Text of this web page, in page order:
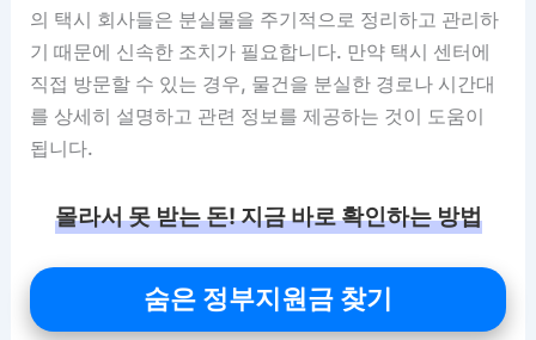
의 택시 회사들은 분실물을 주기적으로 정리하고 관리하
기 때문에 신속한 조치가 필요합니다. 만약 택시 센터에
직접 방문할 수 있는 경우, 물건을 분실한 경로나 시간대
를 상세히 설명하고 관련 정보를 제공하는 것이 도움이
됩니다.
몰라서 못 받는 돈! 지금 바로 확인하는 방법
숨은 정부지원금 찾기